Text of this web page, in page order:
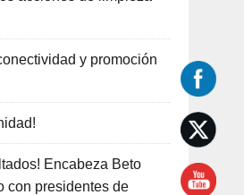
y promoción
Encabeza Beto
con presidentes de